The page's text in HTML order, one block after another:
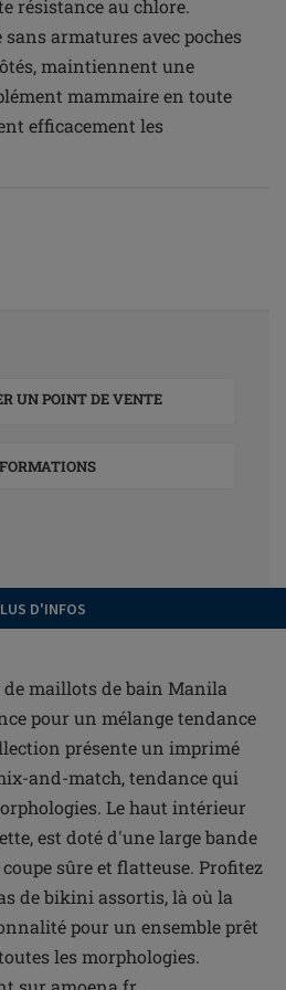
résistance au chlore.
armatures avec poches
maintiennent une
mammaire en toute
efficacement les
UN POINT DE VENTE
D'INFOS
maillots de bain Manila
pour un mélange tendance
présente un imprimé
and-match, tendance qui
Le haut intérieur
est doté d'une large bande
sûre et flatteuse. Profitez
de bikini assortis, là où la
pour un ensemble prêt
les morphologies.